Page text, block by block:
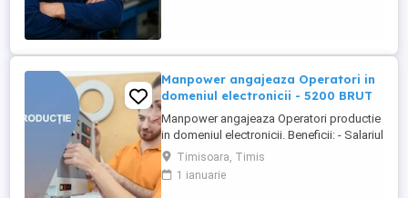
Manpower angajeaza Operatori in
domeniul electronicii - 5200 BRUT
Manpower angajeaza Operatori productie
in domeniul electronicii. Beneficii: - Salariul
- 5200 (in functie de experienta in
domeniul electronicii); - Tichete de masa
de 35 de lei zi lucratoare; - Mediu de lucru
Timisoara, Timis
1 ianuarie